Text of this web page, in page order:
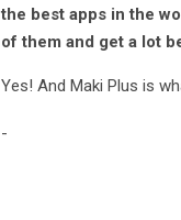
the best apps in the
of them and get a lot
Yes! And Maki Plus is
-